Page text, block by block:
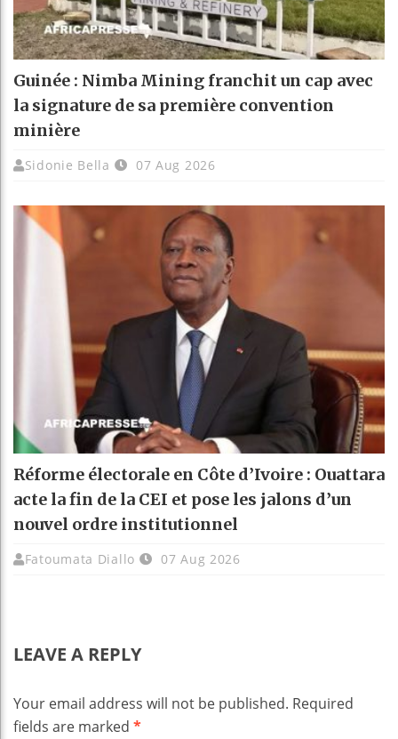
Guinée : Nimba Mining franchit un cap avec
la signature de sa première convention
minière
Sidonie Bella 07 Aug 2026
Réforme électorale en Côte d’Ivoire : Ouattara
acte la fin de la CEI et pose les jalons d’un
nouvel ordre institutionnel
Fatoumata Diallo 07 Aug 2026
LEAVE A REPLY
Your email address will not be published. Required
fields are marked *